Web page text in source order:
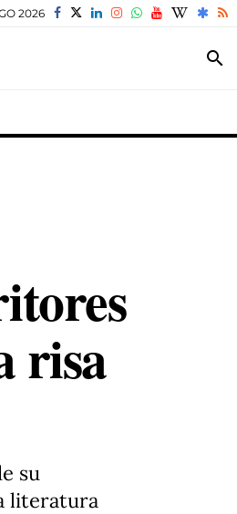
2026
search
risa
su
literatura